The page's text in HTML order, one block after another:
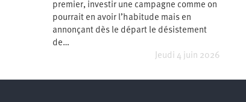
Aéronautique
Commerce
Antiracisme
Féminisme
Écologie
Éducation
Continents
Amérique
premier, investir une campagne comme on
pourrait en avoir l’habitude mais en
annonçant dès le départ le désistement
de…
Jeudi 4 juin 2026